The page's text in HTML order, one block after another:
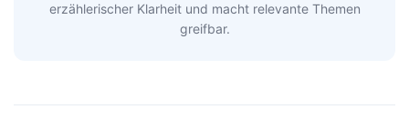
erzählerischer Klarheit und macht relevante Themen
greifbar.